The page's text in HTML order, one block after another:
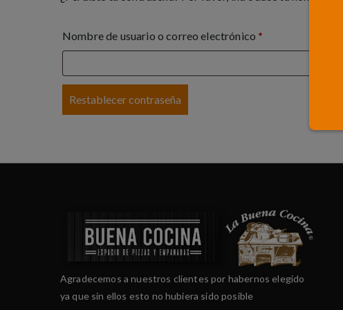
Nombre de usuario o correo electrónico *
Restablecer contraseña
Agradecemos a nuestros clientes por habernos elegido
ya que sin ellos esto no hubiera sido posible